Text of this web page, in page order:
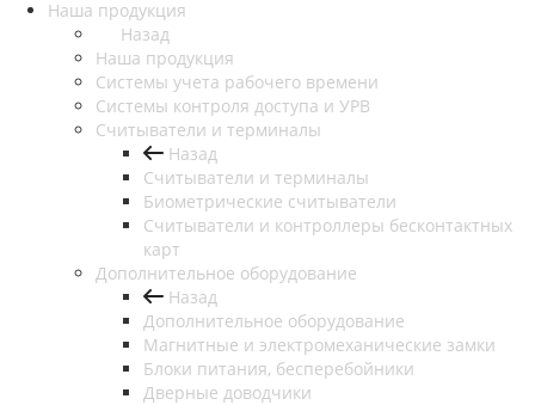
Наша продукция
Назад
Наша продукция
Cистемы учета рабочего времени
Системы контроля доступа и УРВ
Считыватели и терминалы
Назад
Считыватели и терминалы
Биометрические считыватели
Считыватели и контроллеры бесконтактных
карт
Дополнительное оборудование
Назад
Дополнительное оборудование
Магнитные и электромеханические замки
Блоки питания, бесперебойники
Дверные доводчики